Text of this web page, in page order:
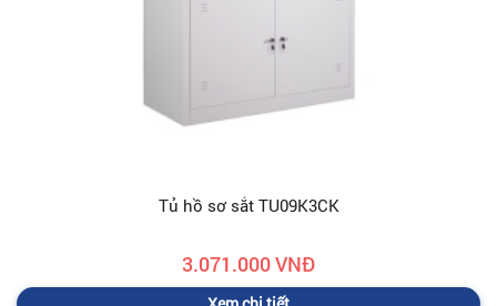
Tủ hồ sơ sắt TU09K3CK
3.071.000 VNĐ